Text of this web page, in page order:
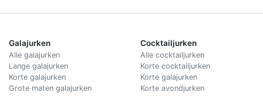
Galajurken
Alle galajurken
Lange galajurken
Korte galajurken
Grote maten galajurken
Cocktailjurken
Alle cocktailjurken
Korte cocktailjurken
Korte galajurken
Korte avondjurken